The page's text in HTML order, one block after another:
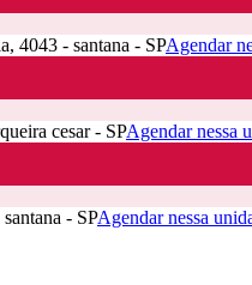
4043 - santana - SPAgendar
cesar - SPAgendar nessa
- SPAgendar nessa